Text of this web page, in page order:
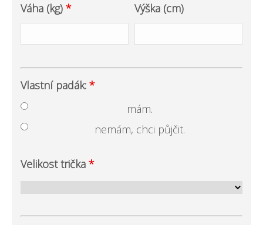
Váha (kg) * Výška (cm)
Vlastní padák: *
mám.
nemám, chci půjčit.
Velikost trička *